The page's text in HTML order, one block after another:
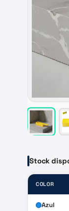
Stock
COLOR
Azul